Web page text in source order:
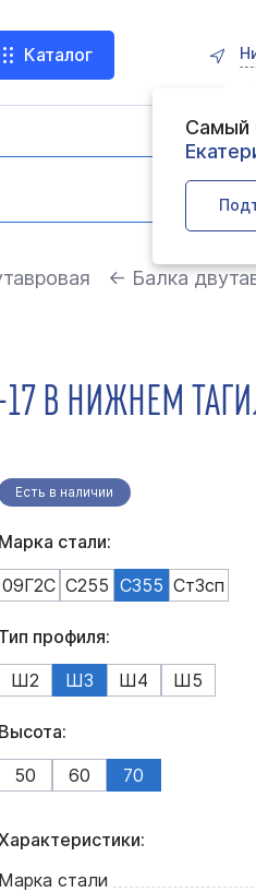
Каталог
Самый
← Балка
В НИЖНЕМ
Есть в наличии
Марка стали:
09Г2С С255 С355 Ст3сп
Тип профиля:
Ш2
Ш3 Ш4 Ш5
Высота:
50
60 70
Марка стали